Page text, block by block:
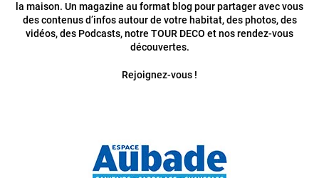
la maison. Un magazine au format blog pour partager avec vous
des contenus d’infos autour de votre habitat, des photos, des
vidéos, des Podcasts, notre TOUR DECO et nos rendez-vous
découvertes.
Rejoignez-vous !